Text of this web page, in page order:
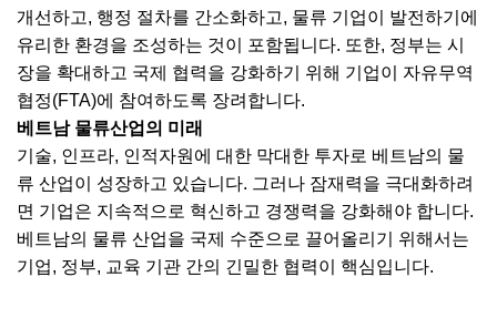
개선하고, 행정 절차를 간소화하고, 물류 기업이 발전하기에
유리한 환경을 조성하는 것이 포함됩니다. 또한, 정부는 시
장을 확대하고 국제 협력을 강화하기 위해 기업이 자유무역
협정(FTA)에 참여하도록 장려합니다.
베트남 물류산업의 미래
기술, 인프라, 인적자원에 대한 막대한 투자로 베트남의 물
류 산업이 성장하고 있습니다. 그러나 잠재력을 극대화하려
면 기업은 지속적으로 혁신하고 경쟁력을 강화해야 합니다.
베트남의 물류 산업을 국제 수준으로 끌어올리기 위해서는
기업, 정부, 교육 기관 간의 긴밀한 협력이 핵심입니다.